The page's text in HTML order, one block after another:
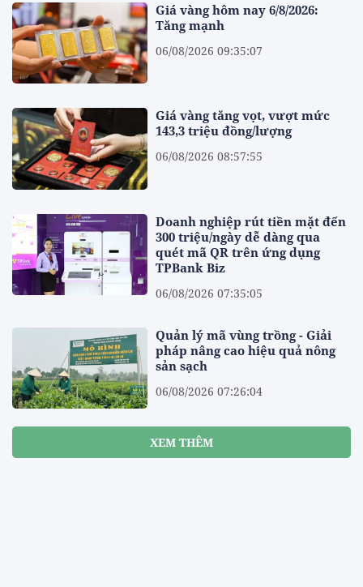
Giá vàng hôm nay 6/8/2026:
Tăng mạnh
06/08/2026 09:35:07
Giá vàng tăng vọt, vượt mức
143,3 triệu đồng/lượng
06/08/2026 08:57:55
Doanh nghiệp rút tiền mặt đến
300 triệu/ngày dễ dàng qua
quét mã QR trên ứng dụng
TPBank Biz
06/08/2026 07:35:05
Quản lý mã vùng trồng - Giải
pháp nâng cao hiệu quả nông
sản sạch
06/08/2026 07:26:04
XEM THÊM